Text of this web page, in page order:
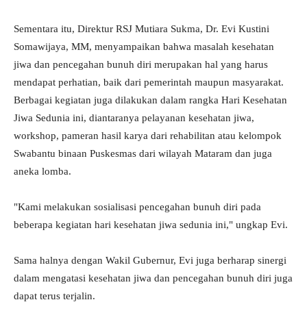
Sementara itu, Direktur RSJ Mutiara Sukma, Dr. Evi Kustini
Somawijaya, MM, menyampaikan bahwa masalah kesehatan
jiwa dan pencegahan bunuh diri merupakan hal yang harus
mendapat perhatian, baik dari pemerintah maupun masyarakat.
Berbagai kegiatan juga dilakukan dalam rangka Hari Kesehatan
Jiwa Sedunia ini, diantaranya pelayanan kesehatan jiwa,
workshop, pameran hasil karya dari rehabilitan atau kelompok
Swabantu binaan Puskesmas dari wilayah Mataram dan juga
aneka lomba.
"Kami melakukan sosialisasi pencegahan bunuh diri pada
beberapa kegiatan hari kesehatan jiwa sedunia ini," ungkap Evi.
Sama halnya dengan Wakil Gubernur, Evi juga berharap sinergi
dalam mengatasi kesehatan jiwa dan pencegahan bunuh diri juga
dapat terus terjalin.